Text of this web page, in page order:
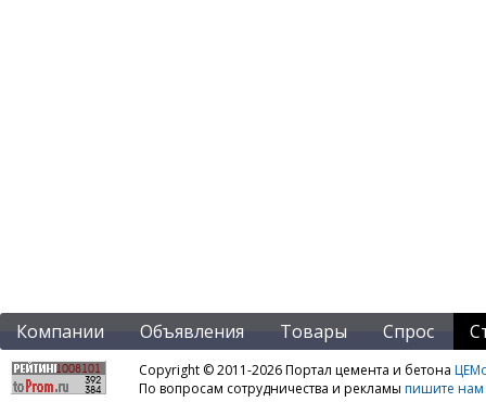
Компании Объявления Товары Спрос
Copyright © 2011-2026 Портал цемента и бетона
По вопросам сотрудничества и рекламы пишите нам